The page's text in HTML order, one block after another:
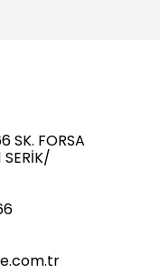
SK. FORSA
SERİK/